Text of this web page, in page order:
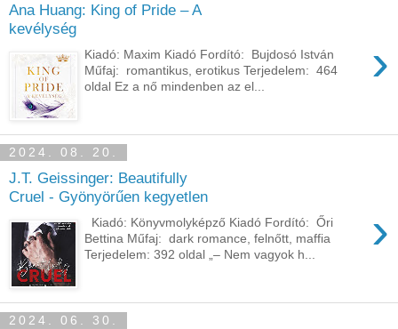
Ana Huang: King of Pride – A
kevélység
›
Kiadó: Maxim Kiadó Fordító: Bujdosó István
Műfaj: romantikus, erotikus Terjedelem: 464
oldal Ez ​a nő mindenben az el...
2024. 08. 20.
J.T. Geissinger: Beautifully
Cruel - Gyönyörűen kegyetlen
›
Kiadó: Könyvmolyképző Kiadó Fordító: Őri
Bettina Műfaj: dark romance, felnőtt, maffia
Terjedelem: 392 oldal „– Nem vagyok h...
2024. 06. 30.